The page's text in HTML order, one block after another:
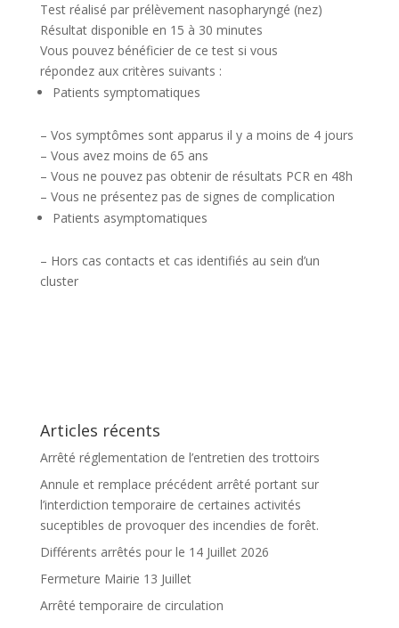
Test réalisé par prélèvement nasopharyngé (nez)
Résultat disponible en 15 à 30 minutes
Vous pouvez bénéficier de ce test si vous
répondez aux critères suivants :
Patients symptomatiques
– Vos symptômes sont apparus il y a moins de 4 jours
– Vous avez moins de 65 ans
– Vous ne pouvez pas obtenir de résultats PCR en 48h
– Vous ne présentez pas de signes de complication
Patients asymptomatiques
– Hors cas contacts et cas identifiés au sein d’un
cluster
Articles récents
Arrêté réglementation de l’entretien des trottoirs
Annule et remplace précédent arrêté portant sur
l’interdiction temporaire de certaines activités
suceptibles de provoquer des incendies de forêt.
Différents arrêtés pour le 14 Juillet 2026
Fermeture Mairie 13 Juillet
Arrêté temporaire de circulation